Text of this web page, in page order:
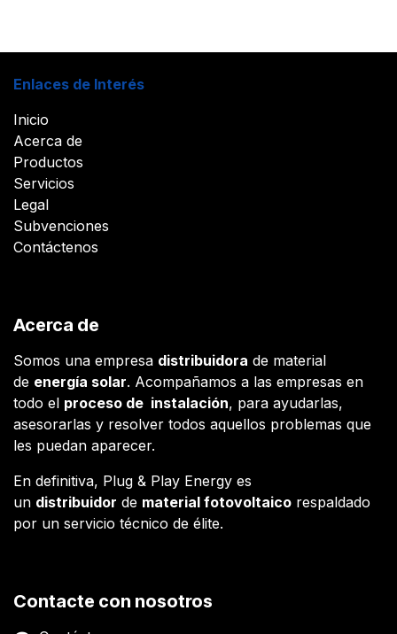
Enlaces de Interés
Inicio
Acerca de
Productos
Servicios
Legal
Subvenciones
Contáctenos
Acerca de
Somos una empresa distribuidora de material
de energía solar. Acompañamos a las empresas en
todo el proceso de instalación, para ayudarlas,
asesorarlas y resolver todos aquellos problemas que
les puedan aparecer.
En definitiva, Plug & Play Energy es
un distribuidor de material fotovoltaico respaldado
por un servicio técnico de élite.
Contacte con nosotros